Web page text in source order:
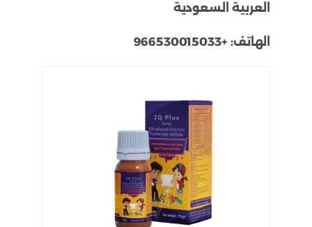
العربية السعودية
الهاتف:+966530015033